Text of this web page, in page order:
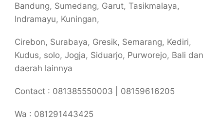
Bandung, Sumedang, Garut, Tasikmalaya,
Indramayu, Kuningan,
Cirebon, Surabaya, Gresik, Semarang, Kediri,
Kudus, solo, Jogja, Siduarjo, Purworejo, Bali dan
daerah lainnya
Contact : 081385550003 | 08159616205
Wa : 081291443425